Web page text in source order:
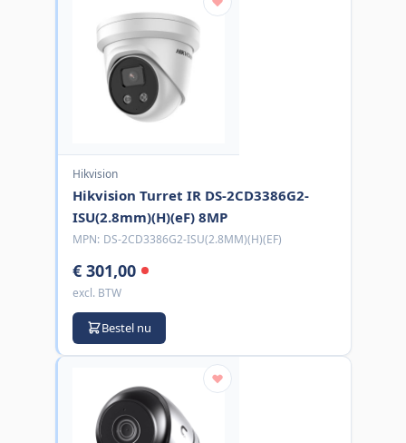
Hikvision
Hikvision Turret IR DS-2CD3386G2-
ISU(2.8mm)(H)(eF) 8MP
MPN: DS-2CD3386G2-ISU(2.8MM)(H)(EF)
€ 301,00
excl. BTW
Bestel nu